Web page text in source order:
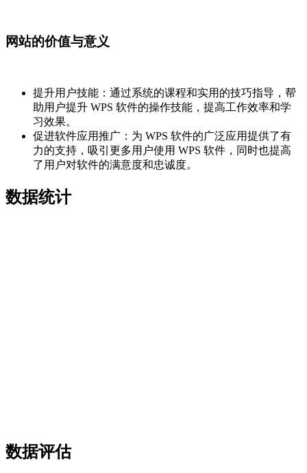
网站的价值与意义
提升用户技能：通过系统的课程和实用的技巧指导，帮
助用户提升 WPS 软件的操作技能，提高工作效率和学
习效果。
促进软件应用推广：为 WPS 软件的广泛应用提供了有
力的支持，吸引更多用户使用 WPS 软件，同时也提高
了用户对软件的满意度和忠诚度。
数据统计
数据评估